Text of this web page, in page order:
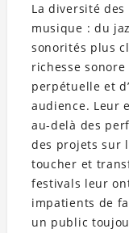
La diversité
musique : du
sonorités plus
richesse
perpétuelle et
audience. Leur
au-delà des
des projets sur
toucher et
festivals leur
impatients de
un public